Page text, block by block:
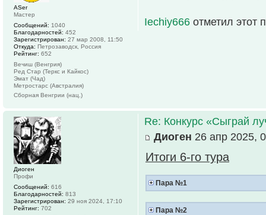
Iechiy666 отметил этот
ASer
Мастер
Сообщений: 1040
Благодарностей: 452
Зарегистрирован: 27 мар 2008, 11:50
Откуда: Петрозаводск, Россия
Рейтинг: 652
Вечиш (Венгрия)
Ред Стар (Теркс и Кайкос)
Эмат (Чад)
Метростарс (Австралия)
Сборная Венгрии (нац.)
Re: Конкурс «Сыграй
Диоген 26 апр 2025,
Итоги 6-го тура
Пара №1
Пара №2
Диоген
Профи
Сообщений: 616
Благодарностей: 813
Зарегистрирован: 29 ноя 2024, 17:10
Рейтинг: 702